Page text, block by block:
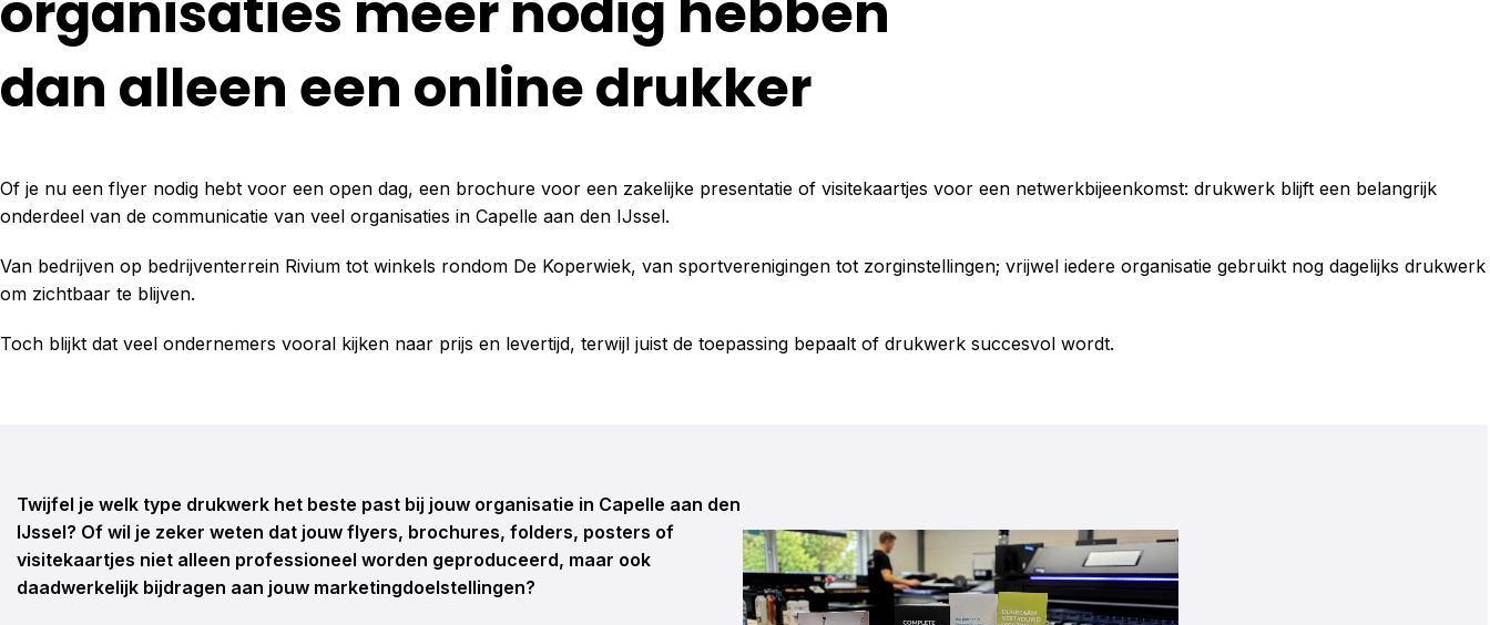
dan alleen een online drukker
Of je nu een flyer nodig hebt voor een open dag, een brochure voor een zakelijke presentatie of visitekaartjes voor een netwerkbijeenkomst: drukwerk blijft een belangrijk
onderdeel van de communicatie van veel organisaties in Capelle aan den IJssel.
Van bedrijven op bedrijventerrein Rivium tot winkels rondom De Koperwiek, van sportverenigingen tot zorginstellingen; vrijwel iedere organisatie gebruikt nog dagelijks drukwerk
om zichtbaar te blijven.
Toch blijkt dat veel ondernemers vooral kijken naar prijs en levertijd, terwijl juist de toepassing bepaalt of drukwerk succesvol wordt.
Twijfel je welk type drukwerk het beste past bij jouw organisatie in Capelle aan den
IJssel? Of wil je zeker weten dat jouw flyers, brochures, folders, posters of
visitekaartjes niet alleen professioneel worden geproduceerd, maar ook
daadwerkelijk bijdragen aan jouw marketingdoelstellingen?